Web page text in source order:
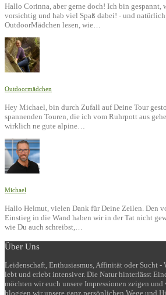
Hallo Corinna, aber gerne doch! Ich bin gespannt,
vorsichtig und hab viel Spaß dabei! - und
OutdoorMädchen lesen, wie…
Outdoormädchen
Hey Michael, bin durch Zufall auf Deine Tour
spannenden Touren, die ich vom Ruhrpott aus
wirklich ne gute alpine…
Michael
Hallo Helmut, vielen Dank für Deine Zeilen. Den
Einstieg in die Wand haben wir in der Tat nicht
wie Du auch schreibst,…
Über Uns
Leidenschaft, Enthusiasmus, Affinität oder Sucht -
lebt und erlebt intensiver. Die Natur hinterlässt
möchten wir euch unsere Impressionen zeigen
bloggen wir unsere ganz persönlichen Wege und